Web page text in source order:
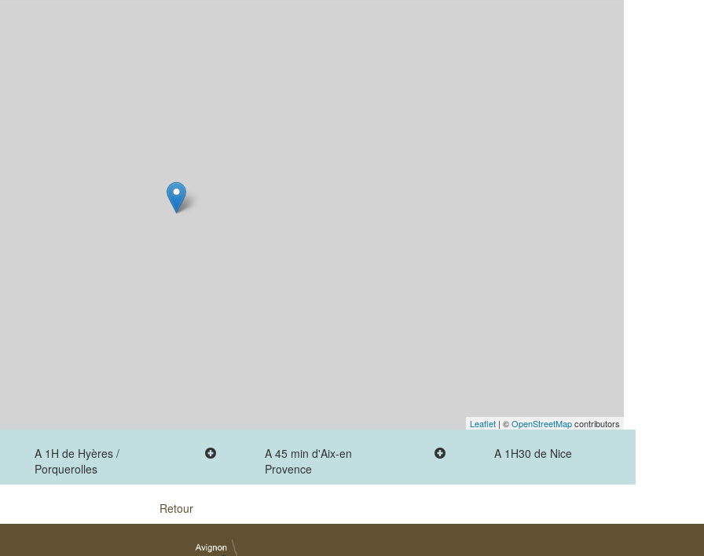
Leaflet | ©OpenStreetMapcontributors
A 1H de Hyères /
Porquerolles
A 45 min d'Aix-en
Provence
A 1H30 de Nice
Retour